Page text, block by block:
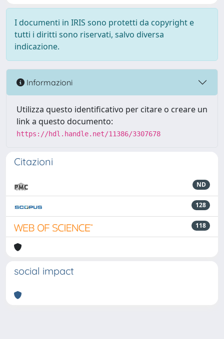
I documenti in IRIS sono protetti da copyright e
tutti i diritti sono riservati, salvo diversa
indicazione.
Informazioni
Utilizza questo identificativo per citare o creare un
link a questo documento:
https://hdl.handle.net/11386/3307678
Citazioni
ND
128
118
social impact